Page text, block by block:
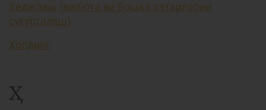
Хеджлаш (валюта ва бошқа хатарларни
суғурталаш)
Холдинг
Ҳ